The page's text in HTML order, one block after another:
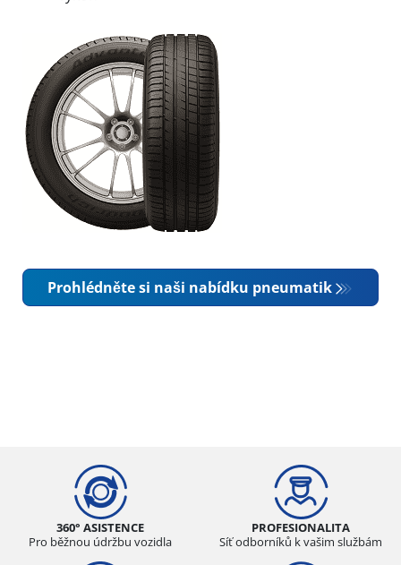
Prohlédněte si naši nabídku pneumatik
360° ASISTENCE
Pro běžnou údržbu vozidla
PROFESIONALITA
Síť odborníků k vašim službám